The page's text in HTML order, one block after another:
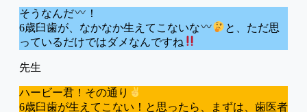
そうなんだ
！
6歳臼歯が、なかなか生えてこないな
と、ただ思
っているだけではダメなんですね
ハービー君！その通り
6歳臼歯が生えてこない！と思ったら、まずは、歯医者